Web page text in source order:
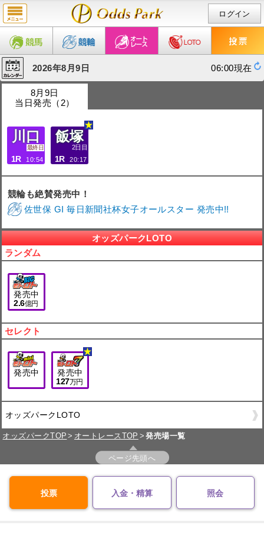
ログイン
2026年8月9日 06:00現在
8月9日
当日発売（2）
川口
最終日
1R 10:54
飯塚
2日目
1R 20:17
競輪も絶賛発売中！
佐世保 GI 毎日新聞社杯女子オールスター 発売中!!
オッズパークLOTO
ランダム
発売中
2.6億円
セレクト
発売中
発売中
127万円
オッズパークLOTO
オッズパークTOP オートレースTOP 発売場一覧
ページ先頭へ
投票 入金・精算 照会